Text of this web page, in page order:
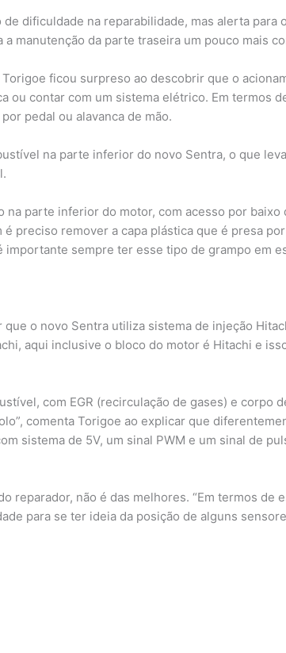
dificuldade na reparabilidade, mas alerta para
manutenção da parte traseira um pouco mais
ficou surpreso ao descobrir que o
ou contar com um sistema elétrico. Em termos
pedal ou alavanca de mão.
na parte inferior do novo Sentra, o que
parte inferior do motor, com acesso por baixo
preciso remover a capa plástica que é presa
sempre ter esse tipo de grampo em
o novo Sentra utiliza sistema de injeção
aqui inclusive o bloco do motor é Hitachi e
com EGR (recirculação de gases) e corpo
comenta Torigoe ao explicar que
sistema de 5V, um sinal PWM e um sinal de
reparador, não é das melhores. “Em termos de
para se ter ideia da posição de alguns